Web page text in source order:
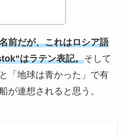
前だが、これはロシア語
はラテン表記。そして
「地球は青かった」で有
が連想されると思う。